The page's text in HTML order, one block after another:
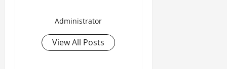
Administrator
View All Posts